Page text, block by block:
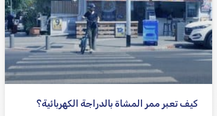
كيف تعبر ممر المشاة بالدراجة الكهربائية؟